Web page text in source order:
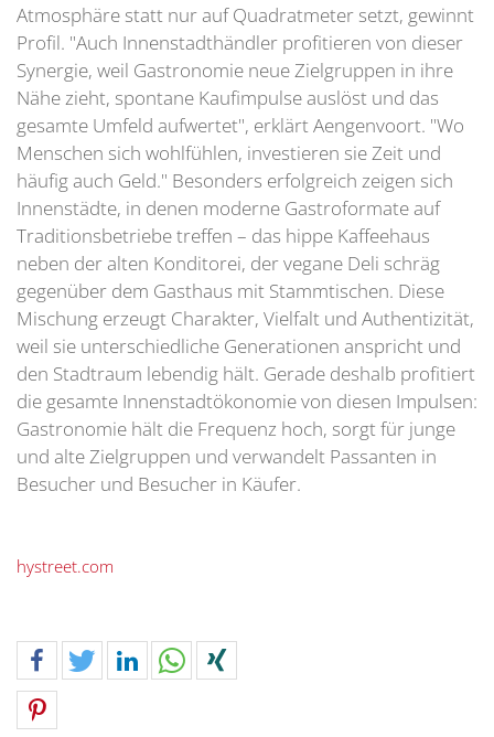
Atmosphäre statt nur auf Quadratmeter setzt, gewinnt
Profil. "Auch Innenstadthändler profitieren von dieser
Synergie, weil Gastronomie neue Zielgruppen in ihre
Nähe zieht, spontane Kaufimpulse auslöst und das
gesamte Umfeld aufwertet", erklärt Aengenvoort. "Wo
Menschen sich wohlfühlen, investieren sie Zeit und
häufig auch Geld." Besonders erfolgreich zeigen sich
Innenstädte, in denen moderne Gastroformate auf
Traditionsbetriebe treffen – das hippe Kaffeehaus
neben der alten Konditorei, der vegane Deli schräg
gegenüber dem Gasthaus mit Stammtischen. Diese
Mischung erzeugt Charakter, Vielfalt und Authentizität,
weil sie unterschiedliche Generationen anspricht und
den Stadtraum lebendig hält. Gerade deshalb profitiert
die gesamte Innenstadtökonomie von diesen Impulsen:
Gastronomie hält die Frequenz hoch, sorgt für junge
und alte Zielgruppen und verwandelt Passanten in
Besucher und Besucher in Käufer.
hystreet.com